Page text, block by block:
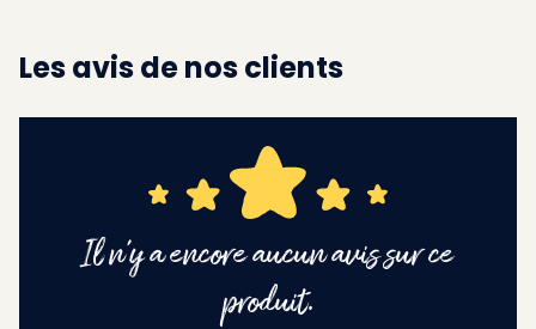
Les avis de nos clients
Il n'y a encore aucun avis sur ce
produit.